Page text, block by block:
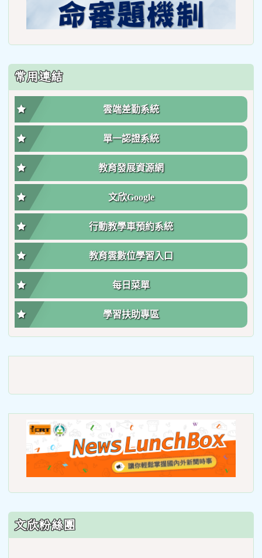
常用連結
雲端差勤系統
單一認證系統
教育發展資源網
文欣Google
行動教學車預約系統
教育雲數位學習入口
每日菜單
學習扶助專區
to
文欣粉絲團